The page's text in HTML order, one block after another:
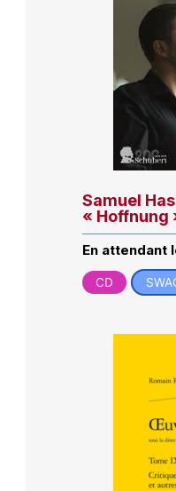
Samuel
« Hoffnung
En attendant
CD